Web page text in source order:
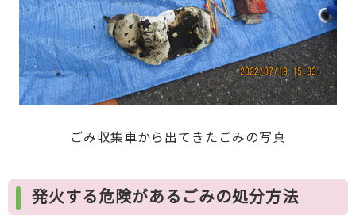
ごみ収集車から出てきたごみの写真
発火する危険があるごみの処分方法